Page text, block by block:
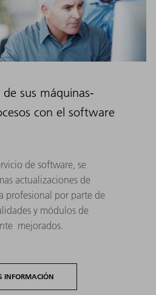
sus máquinas-
con el software
de software, se
actualizaciones de
profesional por parte de
y módulos de
mejorados.
INFORMACIÓN